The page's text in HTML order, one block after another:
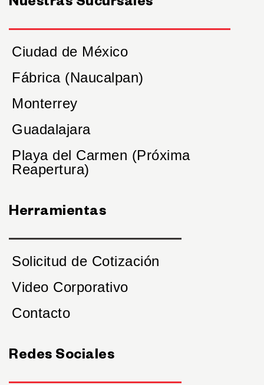
Nuestras Sucursales
Ciudad de México
Fábrica (Naucalpan)
Monterrey
Guadalajara
Playa del Carmen (Próxima
Reapertura)
Herramientas
Solicitud de Cotización
Video Corporativo
Contacto
Redes Sociales